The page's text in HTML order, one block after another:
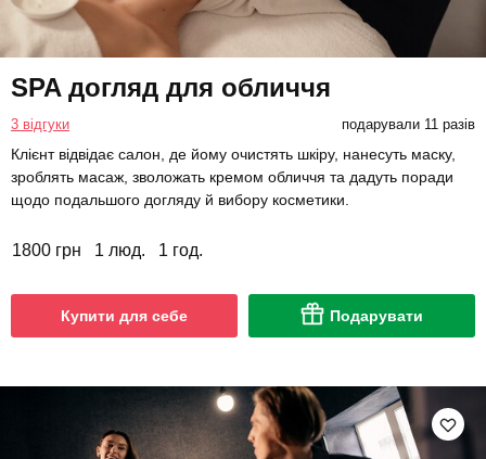
SPA догляд для обличчя
3 відгуки подарували 11 разів
Клієнт відвідає салон, де йому очистять шкіру, нанесуть маску,
зроблять масаж, зволожать кремом обличчя та дадуть поради
щодо подальшого догляду й вибору косметики.
1800 грн 1 люд. 1 год.
Купити для себе Подарувати